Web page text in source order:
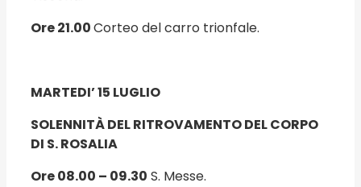
Ore 21.00Corteo del carro trionfale.
MARTEDI’ 15 LUGLIO
SOLENNITÀ DEL RITROVAMENTO DEL CORPO
DI S. ROSALIA
Ore 08.00 – 09.30 S. Messe.